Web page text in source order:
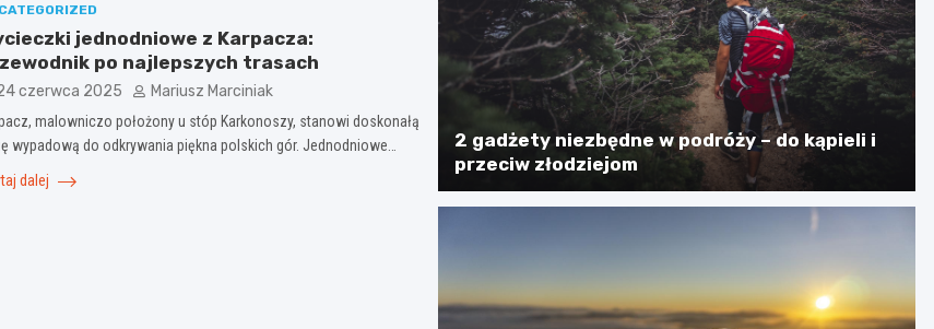
jednodniowe z Karpacza:
po najlepszych trasach
czerwca 2025 Mariusz Marciniak
malowniczo położony u stóp Karkonoszy, stanowi doskonałą
wypadową do odkrywania piękna polskich gór. Jednodniowe…
dalej
2 gadżety niezbędne w podróży – do kąpieli i
przeciw złodziejom